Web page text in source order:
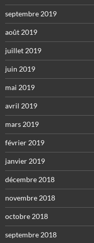
septembre 2019
août 2019
juillet 2019
juin 2019
mai 2019
avril 2019
mars 2019
février 2019
janvier 2019
décembre 2018
novembre 2018
octobre 2018
septembre 2018